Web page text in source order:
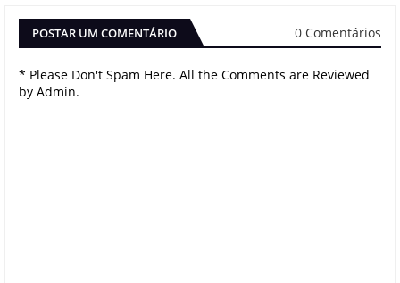
POSTAR UM COMENTÁRIO 0 Comentários
* Please Don't Spam Here. All the Comments are Reviewed
by Admin.